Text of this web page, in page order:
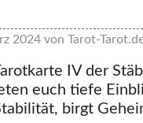
2024 von Tarot-
IV der
euch tiefe
birgt